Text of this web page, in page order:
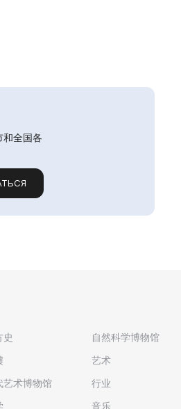
和全国各
史
艺术博物馆
自然科学博物馆
艺术
行业
音乐